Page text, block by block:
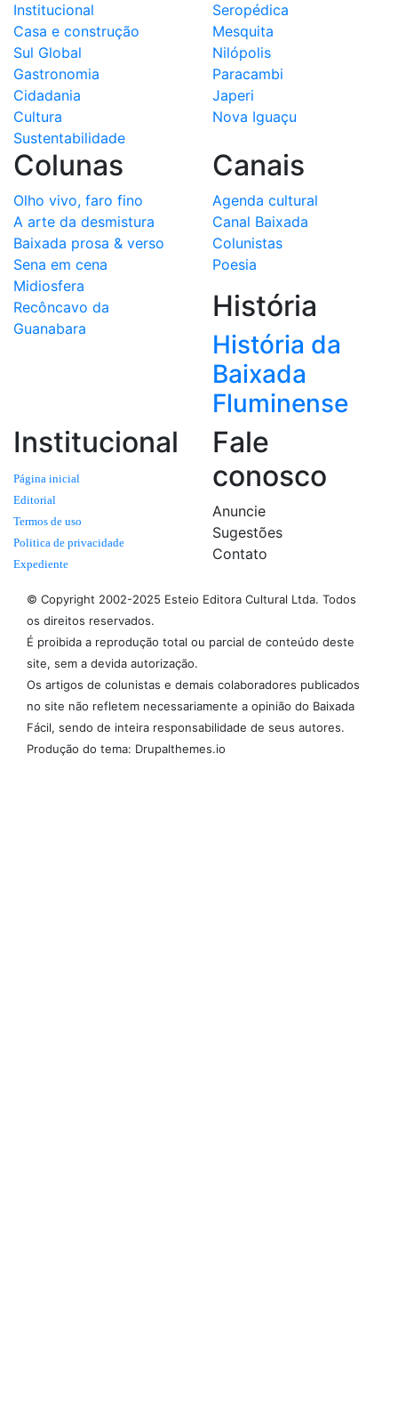
Institucional
Casa e construção
Sul Global
Gastronomia
Cidadania
Cultura
Sustentabilidade
Seropédica
Mesquita
Nilópolis
Paracambi
Japeri
Nova Iguaçu
Colunas
Olho vivo, faro fino
A arte da desmistura
Baixada prosa & verso
Sena em cena
Midiosfera
Recôncavo da
Guanabara
Canais
Agenda cultural
Canal Baixada
Colunistas
Poesia
História
História da
Baixada
Fluminense
Institucional
Página inicial
Editorial
Termos de uso
Politica de privacidade
Expediente
Fale
conosco
Anuncie
Sugestões
Contato
© Copyright 2002-2025 Esteio Editora Cultural Ltda. Todos
os direitos reservados.
É proibida a reprodução total ou parcial de conteúdo deste
site, sem a devida autorização.
Os artigos de colunistas e demais colaboradores publicados
no site não refletem necessariamente a opinião do Baixada
Fácil, sendo de inteira responsabilidade de seus autores.
Produção do tema: Drupalthemes.io